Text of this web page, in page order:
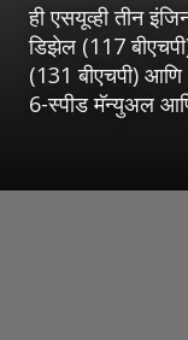
ही एसयूव्ही तीन
डिझेल (117
(131 बीएचपी) आणि
6-स्पीड मॅन्युअल